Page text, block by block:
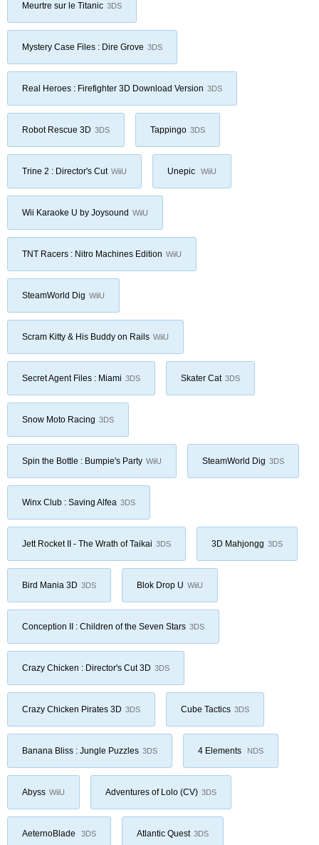
Meurtre sur le Titanic 3DS
Mystery Case Files : Dire Grove 3DS
Real Heroes : Firefighter 3D Download Version 3DS
Robot Rescue 3D 3DS Tappingo 3DS
Trine 2 : Director's Cut WiiU Unepic WiiU
Wii Karaoke U by Joysound WiiU
TNT Racers : Nitro Machines Edition WiiU
SteamWorld Dig WiiU
Scram Kitty & His Buddy on Rails WiiU
Secret Agent Files : Miami 3DS Skater Cat 3DS
Snow Moto Racing 3DS
Spin the Bottle : Bumpie's Party WiiU SteamWorld Dig 3DS
Winx Club : Saving Alfea 3DS
Jett Rocket II - The Wrath of Taikai 3DS 3D Mahjongg 3DS
Bird Mania 3D 3DS Blok Drop U WiiU
Conception II : Children of the Seven Stars 3DS
Crazy Chicken : Director's Cut 3D 3DS
Crazy Chicken Pirates 3D 3DS Cube Tactics 3DS
Banana Bliss : Jungle Puzzles 3DS 4 Elements NDS
Abyss WiiU Adventures of Lolo (CV) 3DS
AeternoBlade 3DS Atlantic Quest 3DS